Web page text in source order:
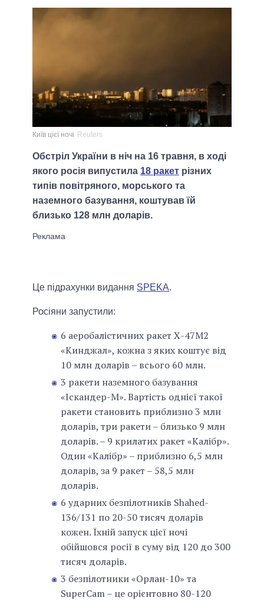
Київ цієї ночі Reuters
Обстріл України в ніч на 16 травня, в ході
якого росія випустила 18 ракет різних
типів повітряного, морського та
наземного базування, коштував їй
близько 128 млн доларів.
Це підрахунки видання SPEKA.
Росіяни запустили:
6 аеробалістичних ракет Х-47М2
«Кинджал», кожна з яких коштує від
10 млн доларів – всього 60 млн.
3 ракети наземного базування
«Іскандер-М». Вартість однієї такої
ракети становить приблизно 3 млн
доларів, три ракети – близько 9 млн
доларів. – 9 крилатих ракет «Калібр».
Один «Калібр» – приблизно 6,5 млн
доларів, за 9 ракет – 58,5 млн
доларів.
6 ударних безпілотників Shahed-
136/131 по 20-50 тисяч доларів
кожен. Їхній запуск цієї ночі
обійшовся росії в суму від 120 до 300
тисяч доларів.
3 безпілотники «Орлан-10» та
SuperCam – це орієнтовно 80-120